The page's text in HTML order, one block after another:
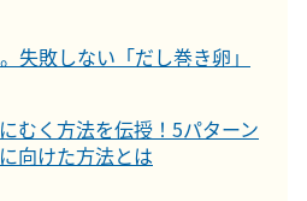
失敗しない「だし巻き卵」
むく方法を伝授！5パターン
向けた方法とは